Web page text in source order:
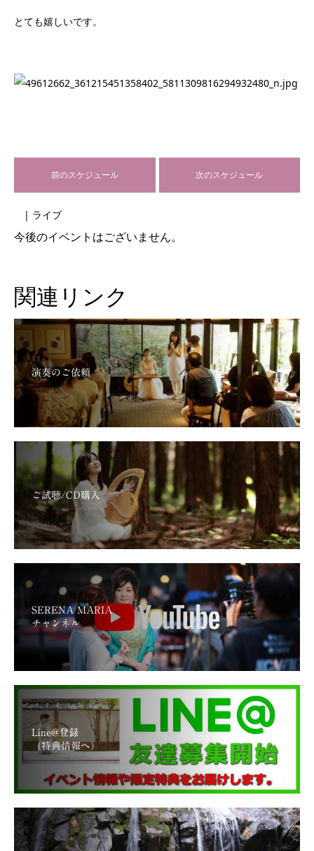
とても嬉しいです。
前のスケジュール 次のスケジュール
| ライブ
今後のイベントはございません。
関連リンク
演奏のご依頼
ご試聴/CD購入
SERENA MARIA
チャンネル
Line@登録
（特典情報へ）